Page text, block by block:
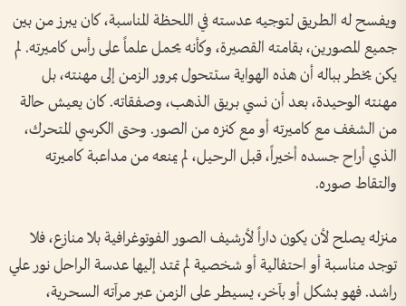
ويفسح له الطريق لتوجيه عدسته في اللحظة المناسبة، كان يبرز من بين
جميع المصورين، بقامته القصيرة، وكأنه يحمل علماً على رأس كاميرته. لم
يكن يخطر بباله أن هذه الهواية ستتحول بمرور الزمن إلى مهنته، بل
مهنته الوحيدة، بعد أن نسي بريق الذهب، وصفقاته. كان يعيش حالة
من الشغف مع كاميرته أو مع كنزه من الصور. وحتى الكرسي المتحرك،
الذي أراح جسده أخيراً، قبل الرحيل، لم يمنعه من مداعبة كاميرته
والتقاط صوره.
منزله يصلح لأن يكون داراً لأرشيف الصور الفوتوغرافية بلا منازع، فلا
توجد مناسبة أو احتفالية أو شخصية لم تمتد إليها عدسة الراحل نور علي
راشد. فهو بشكل أو بآخر، يسيطر على الزمن عبر مرآته السحرية،